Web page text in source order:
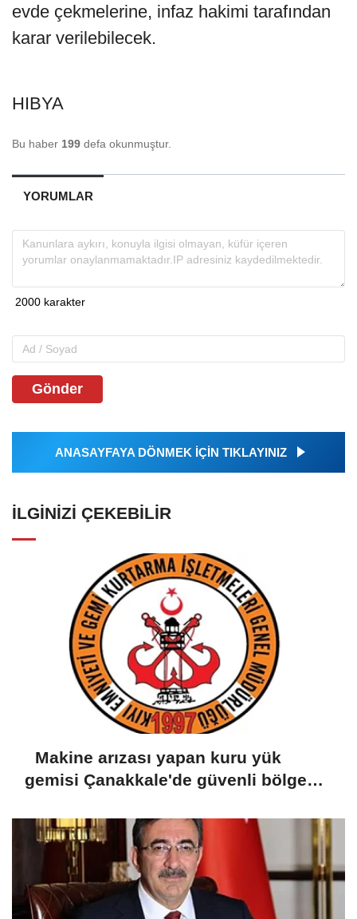
evde çekmelerine, infaz hakimi tarafından
karar verilebilecek.
HIBYA
Bu haber 199 defa okunmuştur.
YORUMLAR
Gönder
ANASAYFAYA DÖNMEK İÇİN TIKLAYINIZ
İLGINIZI ÇEKEBILIR
Makine arızası yapan kuru yük
gemisi Çanakkale'de güvenli bölgeye